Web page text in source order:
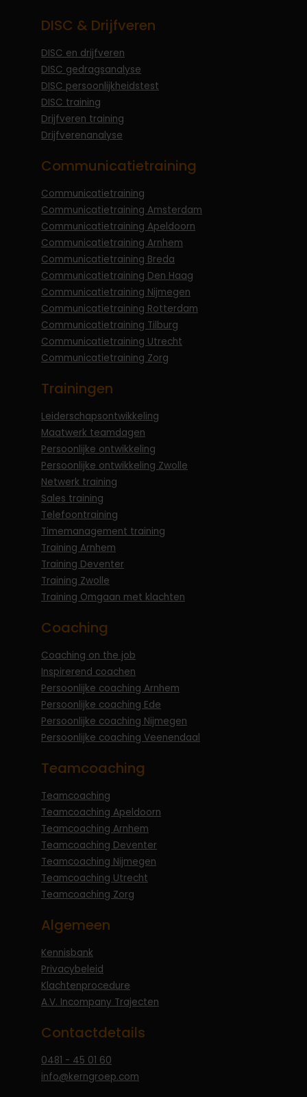
DISC & Drijfveren
DISC en drijfveren
DISC gedragsanalyse
DISC persoonlijkheidstest
DISC training
Drijfveren training
Drijfverenanalyse
Communicatietraining
Communicatietraining
Communicatietraining Amsterdam
Communicatietraining Apeldoorn
Communicatietraining Arnhem
Communicatietraining Breda
Communicatietraining Den Haag
Communicatietraining Nijmegen
Communicatietraining Rotterdam
Communicatietraining Tilburg
Communicatietraining Utrecht
Communicatietraining Zorg
Trainingen
Leiderschapsontwikkeling
Maatwerk teamdagen
Persoonlijke ontwikkeling
Persoonlijke ontwikkeling Zwolle
Netwerk training
Sales training
Telefoontraining
Timemanagement training
Training Arnhem
Training Deventer
Training Zwolle
Training Omgaan met klachten
Coaching
Coaching on the job
Inspirerend coachen
Persoonlijke coaching Arnhem
Persoonlijke coaching Ede
Persoonlijke coaching Nijmegen
Persoonlijke coaching Veenendaal
Teamcoaching
Teamcoaching
Teamcoaching Apeldoorn
Teamcoaching Arnhem
Teamcoaching Deventer
Teamcoaching Nijmegen
Teamcoaching Utrecht
Teamcoaching Zorg
Algemeen
Kennisbank
Privacybeleid
Klachtenprocedure
A.V. Incompany Trajecten
Contactdetails
0481 - 45 01 60
info@kerngroep.com